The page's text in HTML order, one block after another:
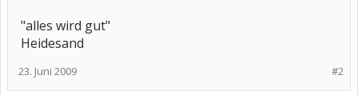
"alles wird gut"
Heidesand
#2
23. Juni 2009